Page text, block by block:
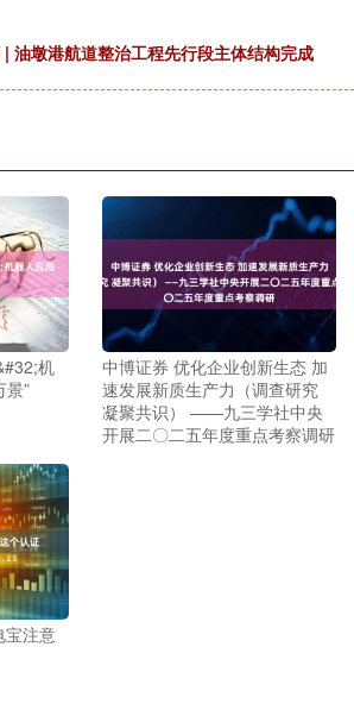
油墩港航道整治工程先行段主体结构完成
机
景”
中博证券 优化企业创新生态 加
速发展新质生产力（调查研究
凝聚共识） ——九三学社中央
开展二〇二五年度重点考察调研
宝注意